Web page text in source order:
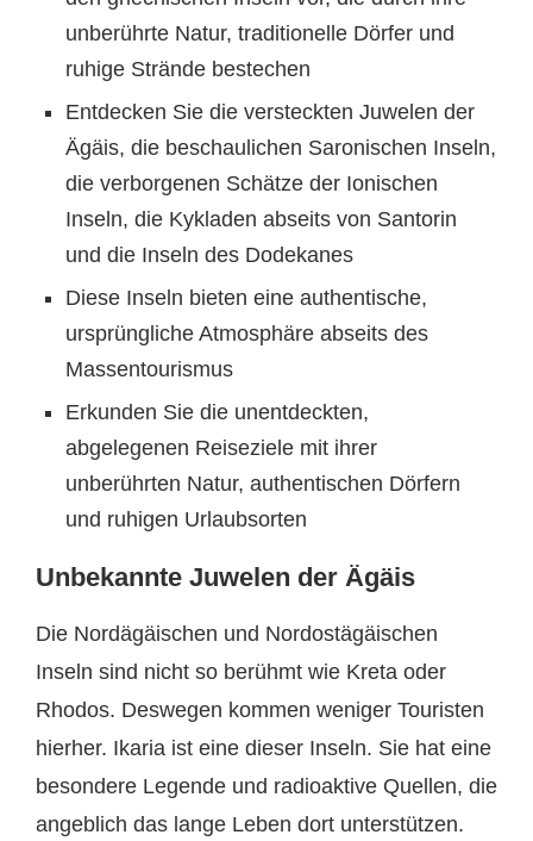
unberührte Natur, traditionelle Dörfer und
ruhige Strände bestechen
Entdecken Sie die versteckten Juwelen der
Ägäis, die beschaulichen Saronischen Inseln,
die verborgenen Schätze der Ionischen
Inseln, die Kykladen abseits von Santorin
und die Inseln des Dodekanes
Diese Inseln bieten eine authentische,
ursprüngliche Atmosphäre abseits des
Massentourismus
Erkunden Sie die unentdeckten,
abgelegenen Reiseziele mit ihrer
unberührten Natur, authentischen Dörfern
und ruhigen Urlaubsorten
Unbekannte Juwelen der Ägäis
Die Nordägäischen und Nordostägäischen
Inseln sind nicht so berühmt wie Kreta oder
Rhodos. Deswegen kommen weniger Touristen
hierher. Ikaria ist eine dieser Inseln. Sie hat eine
besondere Legende und radioaktive Quellen, die
angeblich das lange Leben dort unterstützen.